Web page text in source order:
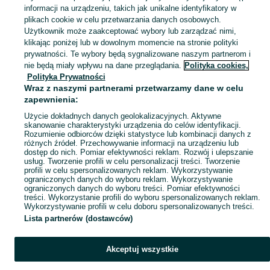
Sprzedaż kół i obręczy rowerowych w Polsce ▶️ Nowe i używane oferty ✅ Szeroki wybór produktów w atrakcyjnych cenach ✌ Znajdź ogłoszenia na OLX.pl!
Mapa kategorii
Mapa miejscowości
Mapa ministron
Popularne wyszukiwania
informacji na urządzeniu, takich jak unikalne identyfikatory w
plikach cookie w celu przetwarzania danych osobowych.
Użytkownik może zaakceptować wybory lub zarządzać nimi,
klikając poniżej lub w dowolnym momencie na stronie polityki
prywatności. Te wybory będą sygnalizowane naszym partnerom i
nie będą miały wpływu na dane przeglądania. Polityka cookies,
Polityka Prywatności
Wraz z naszymi partnerami przetwarzamy dane w celu
zapewnienia:
Użycie dokładnych danych geolokalizacyjnych. Aktywne
skanowanie charakterystyki urządzenia do celów identyfikacji.
Rozumienie odbiorców dzięki statystyce lub kombinacji danych z
różnych źródeł. Przechowywanie informacji na urządzeniu lub
dostęp do nich. Pomiar efektywności reklam. Rozwój i ulepszanie
usług. Tworzenie profili w celu personalizacji treści. Tworzenie
profili w celu spersonalizowanych reklam. Wykorzystywanie
ograniczonych danych do wyboru reklam. Wykorzystywanie
ograniczonych danych do wyboru treści. Pomiar efektywności
treści. Wykorzystanie profili do wyboru spersonalizowanych reklam.
Wykorzystywanie profili w celu doboru spersonalizowanych treści.
Lista partnerów (dostawców)
Akceptuj wszystkie